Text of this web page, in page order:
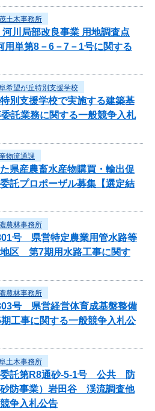
土木事務所
河川局部改良事業 用地調査点
用単第8－6－7－1号に関する
希望が丘特別支援学校
別支援学校で実施する建築基
託業務に関する一般競争入札
物流通課
県産農畜水産物購買・輸出促
託プロポーザル募集【選定結
農林事務所
号 県営特定農業用管水路等
区 第7期用水路工事に関す
農林事務所
号 県営経営体育成基盤整備
事に関する一般競争入札公
土木事務所
委託第R8通砂-5-1号 公共 防
防事業）岩田谷 渓流調査他
争入札公告